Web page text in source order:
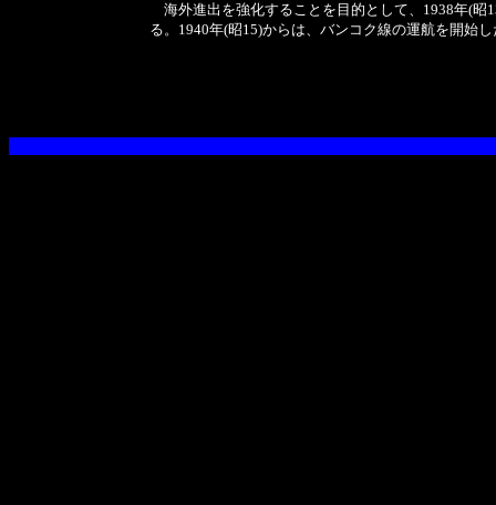
海外進出を強化することを目的として、1938年(昭
る。1940年(昭15)からは、バンコク線の運航を開始し